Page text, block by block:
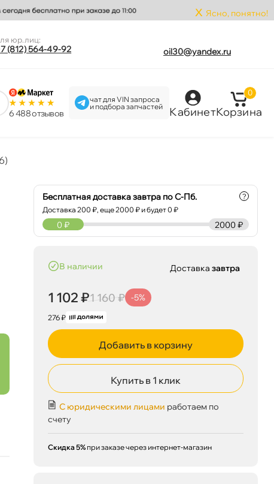
x Ясно, понятно!
юр.лиц:
(812) 564-49-92 oil30@yandex.ru
6 488 отзыво
чат для VIN запроса
и подбора запчастей
Кабинет
0
Корзина
Бесплатная доставка завтра по С-Пб.
Доставка200 ₽, еще2000 ₽ и будет 0 ₽
?
2000 ₽
0 ₽
наличии
1 102 ₽1 160 ₽ -5%
276 ₽
Доставказавтра
Добавить в корзину
Купить в 1 клик
С юридическими лицами работаем по
счету
Скидка 5% при заказе через интернет-магазин